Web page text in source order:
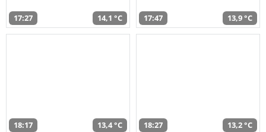
17:27 14,1 °C 17:47 13,9 °C
18:17 13,4 °C 18:27 13,2 °C